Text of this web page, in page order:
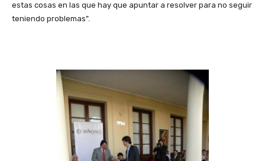
estas cosas en las que hay que apuntar a resolver para no seguir
teniendo problemas”.